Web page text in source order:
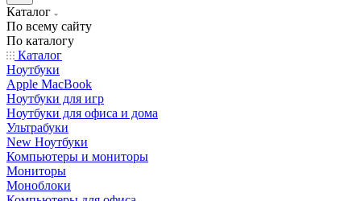
Каталог
По всему сайту
По каталогу
Каталог
Ноутбуки
Apple MacBook
Ноутбуки для игр
Ноутбуки для офиса и дома
Ультрабуки
New Ноутбуки
Компьютеры и мониторы
Мониторы
Моноблоки